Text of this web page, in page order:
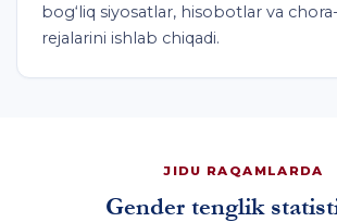
bog‘liq siyosatlar, hisobotlar va
rejalarini ishlab chiqadi.
JIDU RAQAMLARDA
Gender tenglik